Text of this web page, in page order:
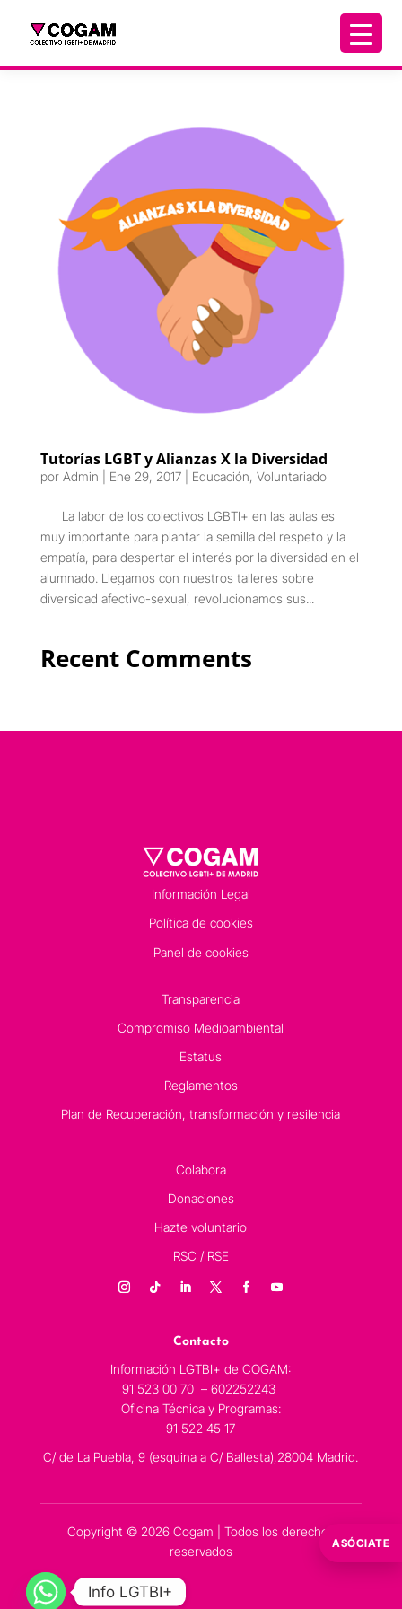
Tutorías LGBT y Alianzas X la Diversidad
por Admin Ene 29, 2017| Educación, Voluntariado
La labor de los colectivos LGBTI+ en las aulas es
muy importante para plantar la semilla del respeto y la
empatía, para despertar el interés por la diversidad en el
alumnado. Llegamos con nuestros talleres sobre
diversidad afectivo-sexual, revolucionamos sus...
Recent Comments
Información Legal
Política de cookies
Panel de cookies
Transparencia
Compromiso Medioambiental
Estatus
Reglamentos
Plan de Recuperación, transformación y resilencia
Colabora
Donaciones
Hazte voluntario
RSC / RSE
Contacto
Información LGTBI+ de COGAM:
91 523 00 70 – 602252243
Oficina Técnica y Programas:
91 522 45 17
C/ de La Puebla, 9 (esquina a C/ Ballesta),28004 Madrid.
Copyright © 2026 Cogam | Todos los derechos
reservados
ASÓCIATE
Info LGTBI+